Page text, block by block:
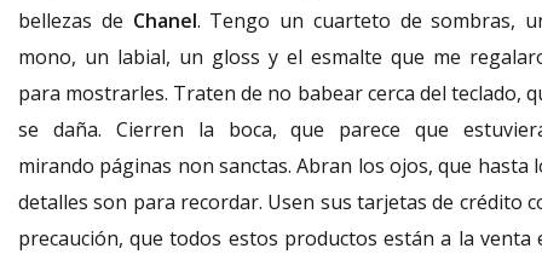
bellezas de Chanel. Tengo un cuarteto de sombras,
mono, un labial, un gloss y el esmalte que me
para mostrarles. Traten de no babear cerca del teclado,
se daña. Cierren la boca, que parece que
mirando páginas non sanctas. Abran los ojos, que hasta
detalles son para recordar. Usen sus tarjetas de crédito
precaución, que todos estos productos están a la venta